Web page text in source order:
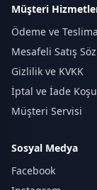
Müşteri
Ödeme ve
Mesafeli Satış
Gizlilik ve KVKK
İptal ve İade
Müşteri Servisi
Sosyal Medya
Facebook